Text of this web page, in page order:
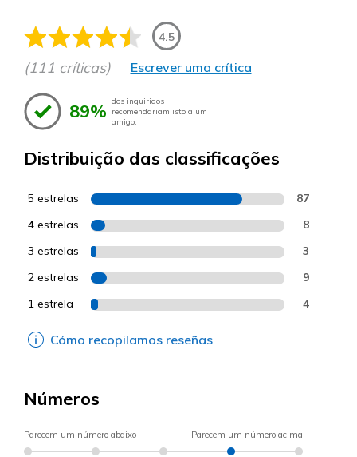
4.5
(111 críticas) Escrever uma crítica
89% dos inquiridos
recomendariam isto a um
amigo.
Distribuição das classificações
5 estrelas 87
4 estrelas 8
3 estrelas 3
2 estrelas 9
1 estrela 4
Cómo recopilamos reseñas
Números
Parecem um número abaixo Parecem um número acima